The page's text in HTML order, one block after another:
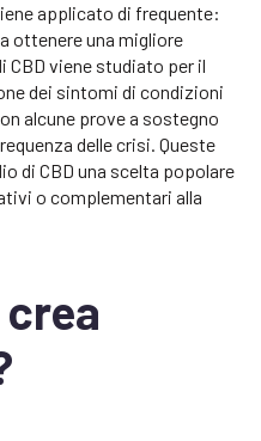
applicato di frequente:
ottenere una migliore
CBD viene studiato per il
dei sintomi di condizioni
alcune prove a sostegno
delle crisi. Queste
di CBD una scelta popolare
o complementari alla
crea